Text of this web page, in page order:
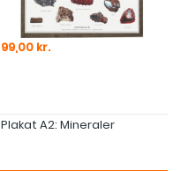
Pris
99,00 kr.
Plakat A2: Mineraler